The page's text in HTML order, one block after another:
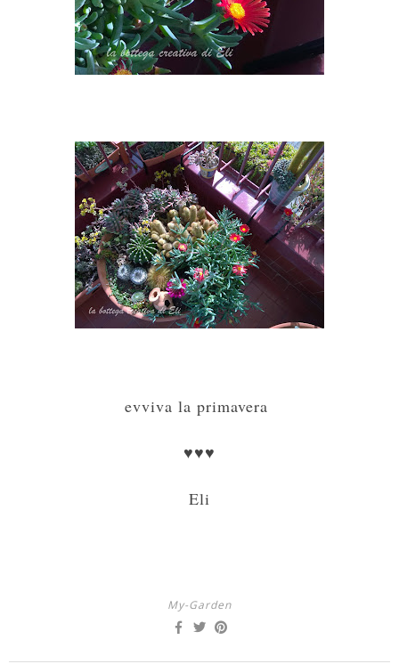
evviva la primavera
♥♥♥
Eli
My-Garden